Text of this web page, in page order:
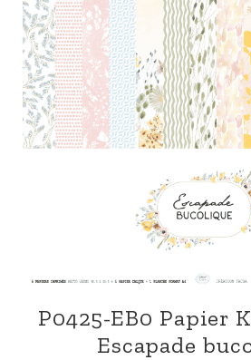
P0425-EB0 Papier
Escapade